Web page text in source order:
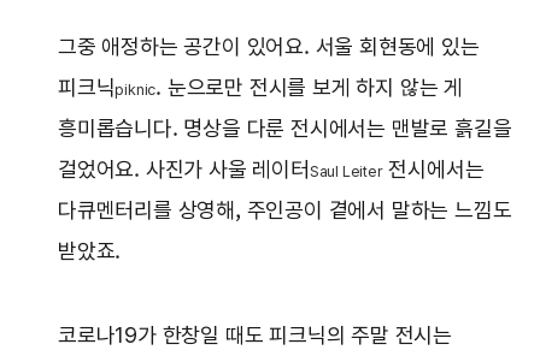
그중 애정하는 공간이 있어요. 서울 회현동에 있는
피크닉piknic. 눈으로만 전시를 보게 하지 않는 게
흥미롭습니다. 명상을 다룬 전시에서는 맨발로 흙길을
걸었어요. 사진가 사울 레이터 Saul Leiter전시에서는
다큐멘터리를 상영해, 주인공이 곁에서 말하는 느낌도
받았죠.
코로나19가 한창일 때도 피크닉의 주말 전시는